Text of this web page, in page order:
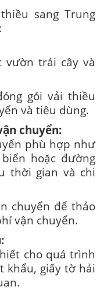
sang Trung
vườn trái cây và
gói vải thiều
và tiêu dùng.
chuyển:
phù hợp như
hoặc đường
thời gian và chi
chuyển để thảo
vận chuyển.
cho quá trình
khẩu, giấy tờ hải